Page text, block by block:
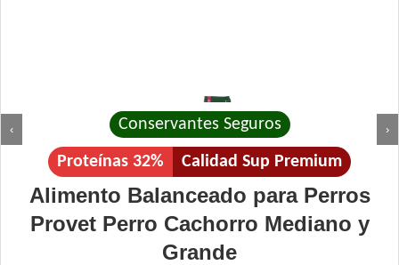
‹ ›
Conservantes Seguros
Proteínas 32% Calidad Sup Premium
Alimento Balanceado para Perros
Provet Perro Cachorro Mediano y
Grande